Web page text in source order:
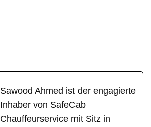
Sawood Ahmed ist der engagierte
Inhaber von SafeCab
Chauffeurservice mit Sitz in